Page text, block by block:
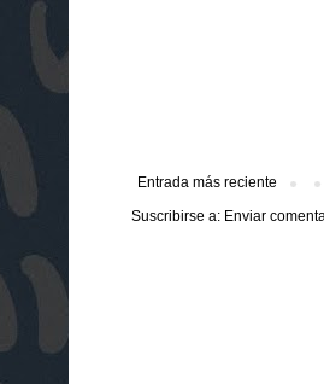
Entrada más reciente
Suscribirse a: Enviar